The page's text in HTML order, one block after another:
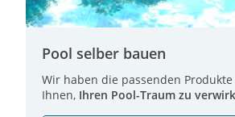
Pool selber bauen
Wir haben die passenden
Ihnen, Ihren Pool-Traum zu